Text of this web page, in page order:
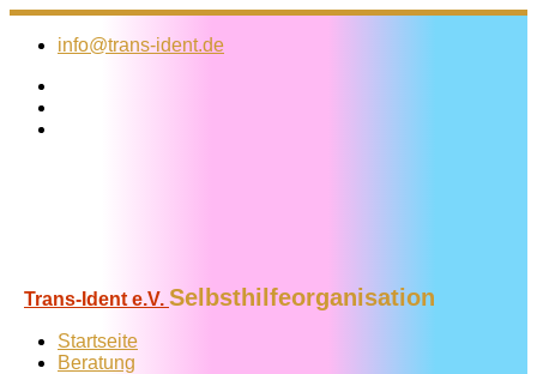
Zum
Inhalt
info@trans-ident.de
Trans-Ident e.V. Selbsthilfeorganisation
Startseite
Beratung